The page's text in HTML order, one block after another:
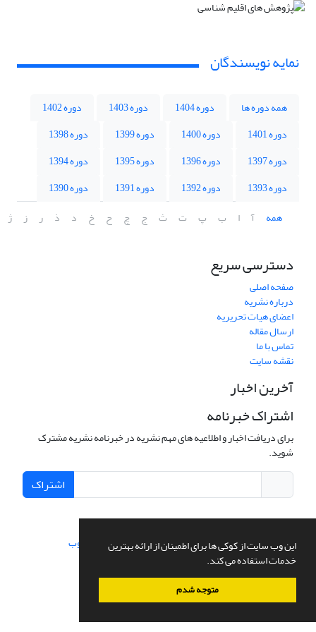
این وب سایت از کوکی ها برای اطمینان از ارائه بهترین
خدمات استفاده می کند.
متوجه شدم
نمایه نویسندگان
همه دوره ها دوره 1404 دوره 1403
دوره 1402
دوره 1401
دوره 1400 دوره 1399
دوره 1398
دوره 1397
دوره 1396 دوره 1395
دوره 1394
دوره 1393
دوره 1392 دوره 1391
دوره 1390
همه
آ ا ب پ ت ث ج چ ح خ د ذ ر ز ژ
دسترسی سریع
صفحه اصلی
درباره نشریه
اعضای هیات تحریریه
ارسال مقاله
تماس با ما
نقشه سایت
آخرین اخبار
اشتراک خبرنامه
برای دریافت اخبار و اطلاعیه های مهم نشریه در خبرنامه نشریه مشترک
شوید.
اشتراک
سامانه مدیریت نشریات علمی.طراحی و پیاده سازی از سیناوب